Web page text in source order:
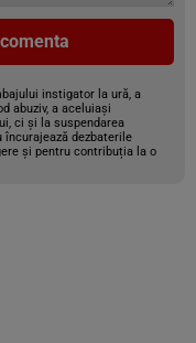
instigator la ură, a
abuziv, a aceluiași
ci și la suspendarea
dezbaterile
și pentru contribuția la o